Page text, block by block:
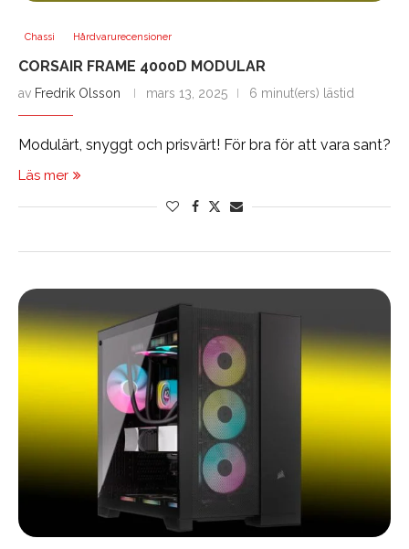
Chassi Hårdvarurecensioner
CORSAIR FRAME 4000D MODULAR
av Fredrik Olsson mars 13, 2025 6 minut(ers) lästid
Modulärt, snyggt och prisvärt! För bra för att vara sant?
Läs mer